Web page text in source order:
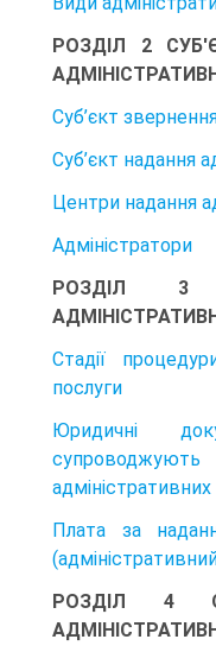
РОЗДІЛ 2
Суб’єкт
Суб’єкт надання
Центри надання
Адміністратори
РОЗДІЛ 3
Стадії
послуги
Юридичні
адміністративних
Плата за
РОЗДІЛ 4